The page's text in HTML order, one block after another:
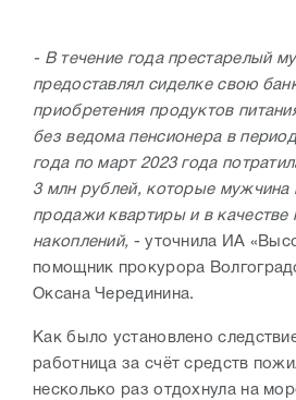
- В течение года престарелый
предоставлял сиделке свою
приобретения продуктов
без ведома пенсионера в
года по март 2023 года
3 млн рублей, которые мужчина
продажи квартиры и в качестве
накоплений, - уточнила ИА
помощник прокурора
Оксана Черединина.
Как было установлено
работница за счёт средств
несколько раз отдохнула на